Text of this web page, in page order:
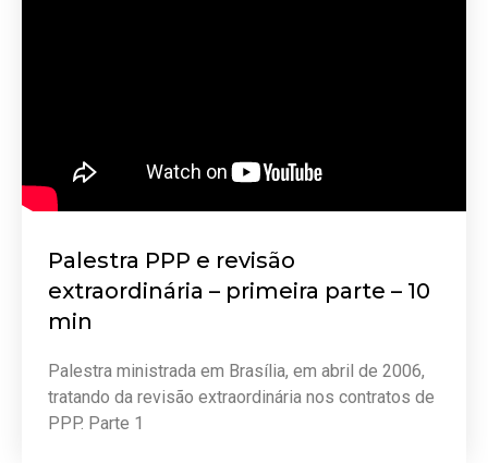
Palestra PPP e revisão
extraordinária – primeira parte – 10
min
Palestra ministrada em Brasília, em abril de 2006,
tratando da revisão extraordinária nos contratos de
PPP. Parte 1